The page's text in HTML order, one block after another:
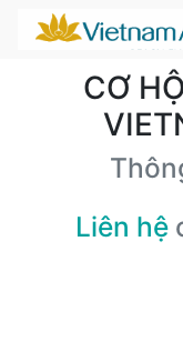
CƠ
Liên hệ